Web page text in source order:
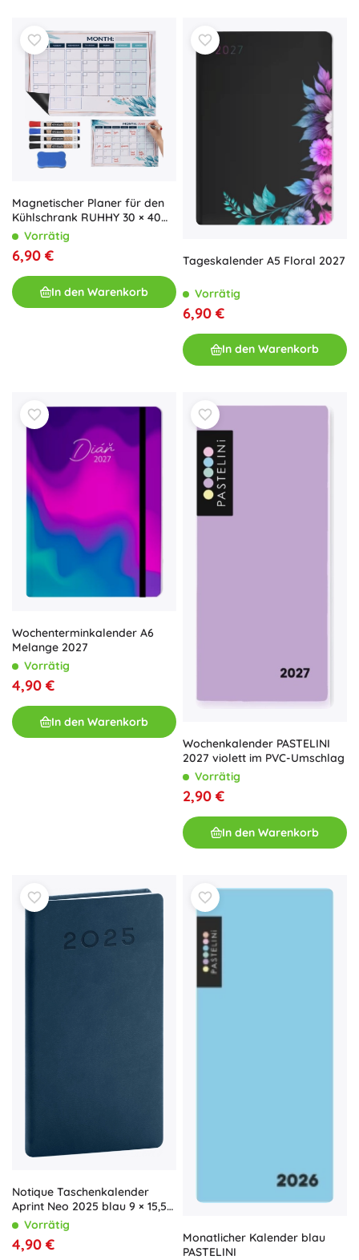
Magnetischer Planer für den
Kühlschrank RUHHY 30 × 40
cm, trocken abwischbarer
Vorrätig
6,90 €
In den Warenkorb
Tageskalender A5 Floral 2027
Vorrätig
6,90 €
In den Warenkorb
Wochenterminkalender A6
Melange 2027
Vorrätig
4,90 €
In den Warenkorb
Wochenkalender PASTELINI
2027 violett im PVC-Umschlag
Vorrätig
2,90 €
In den Warenkorb
Notique Taschenkalender
Aprint Neo 2025 blau 9 × 15,5
cmVorrätig
4,90 €
Monatlicher Kalender blau
PASTELINI